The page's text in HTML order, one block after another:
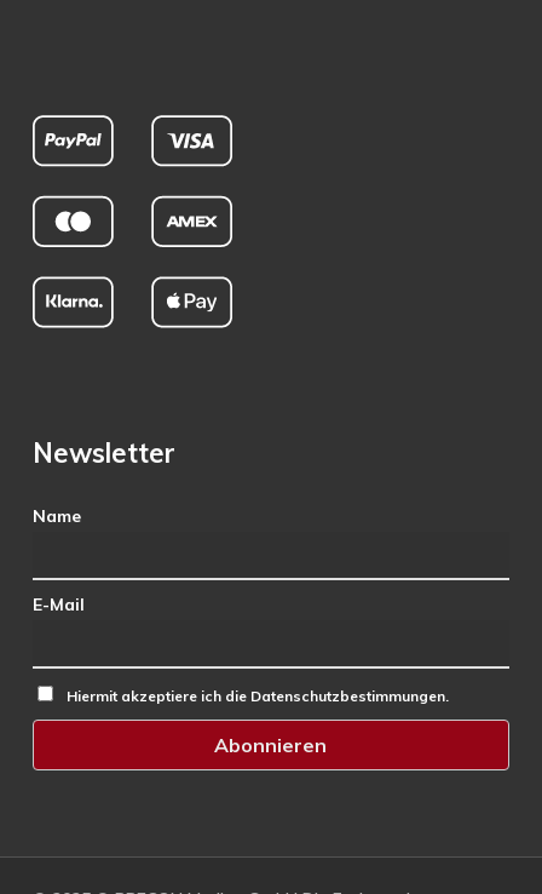
Newsletter
Name
E-Mail
Hiermit akzeptiere ich die Datenschutzbestimmungen.